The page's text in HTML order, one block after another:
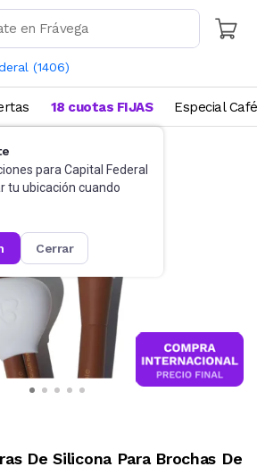
(1406)
para Capital Federal
tu ubicación cuando
cerrar
18 cuotas FIJAS Especial Café
De Silicona Para Brochas De